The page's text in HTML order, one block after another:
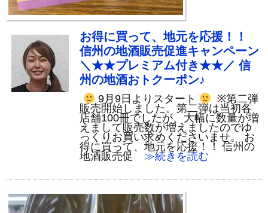
お得に買って、地元を応援！！
信州の地酒販売促進キャンペーン
＼★★プレミアム付き★★／ 信
州の地酒おトクーポン♪
9月9日よりスタート
※第二弾
販売開始しました。第二弾は当初各
店舗100冊でしたが、大幅に数量が増
えまして販売数が増えましたのでゆ
っくりお買い求めくださいませ。 お
得に買って、地元を応援！！ 信州の
地酒販売促
≫続きを読む